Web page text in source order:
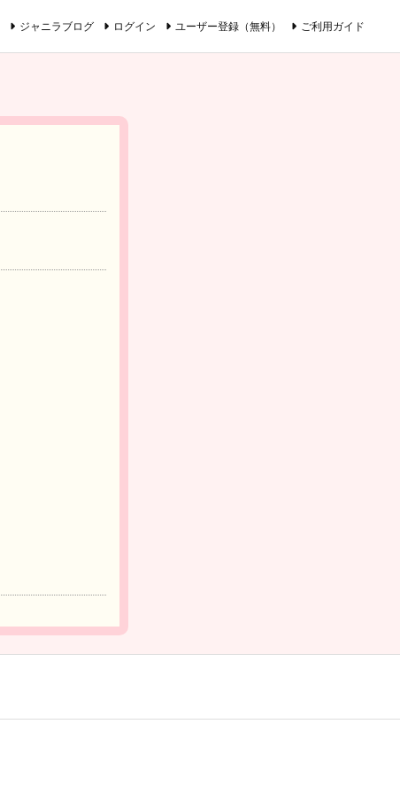
ジャニラブログ ログイン ユーザー登録（無料） ご利用ガイド